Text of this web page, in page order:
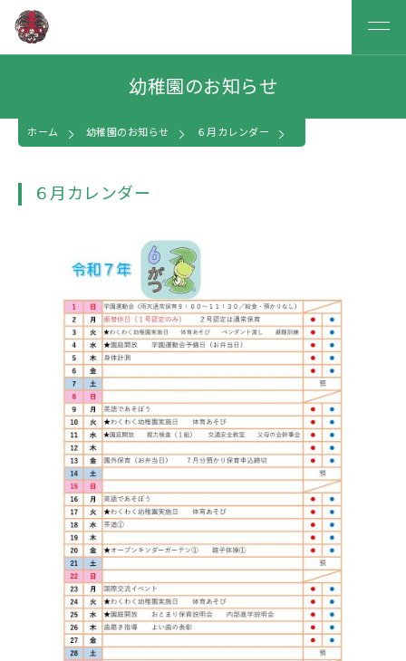
幼稚園のお知らせ
ホーム 幼稚園のお知らせ ６月カレンダー
６月カレンダー